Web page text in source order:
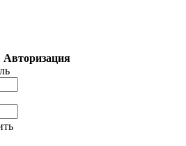
Авторизация